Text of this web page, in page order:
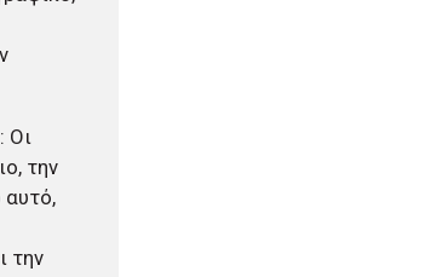
Οι
την
αυτό,
την